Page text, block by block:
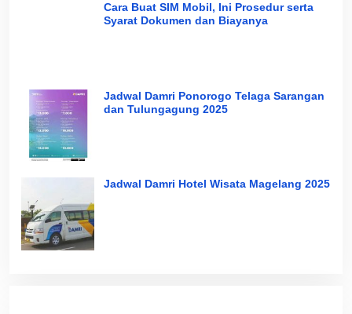
Cara Buat SIM Mobil, Ini Prosedur serta
Syarat Dokumen dan Biayanya
Jadwal Damri Ponorogo Telaga Sarangan
dan Tulungagung 2025
Jadwal Damri Hotel Wisata Magelang 2025